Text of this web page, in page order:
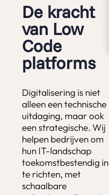
De kracht
van Low
Code
platforms
Digitalisering is niet
alleen een technische
uitdaging, maar ook
een strategische. Wij
helpen bedrijven om
hun IT-landschap
toekomstbestendig in
te richten, met
schaalbare